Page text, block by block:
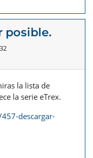
posible.
la lista de
la serie eTrex.
descargar-